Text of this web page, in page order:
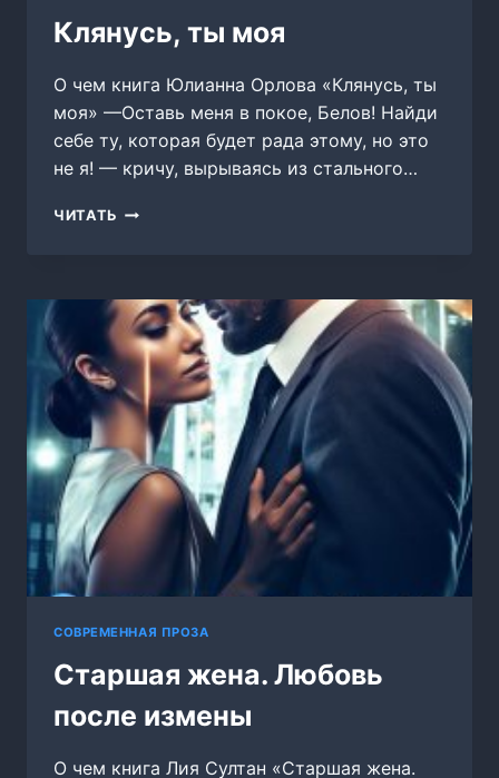
Клянусь, ты моя
О чем книга Юлианна Орлова «Клянусь, ты
моя» —Оставь меня в покое, Белов! Найди
себе ту, которая будет рада этому, но это
не я! — кричу, вырываясь из стального…
ЧИТАТЬ КЛЯНУСЬ,
СОВРЕМЕННАЯ ПРОЗА
Старшая жена. Любовь
после измены
О чем книга Лия Султан «Старшая жена.